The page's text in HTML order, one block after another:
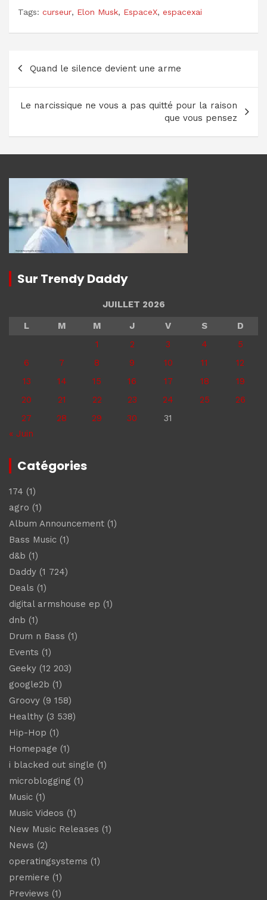
Tags: curseur, Elon Musk, EspaceX, espacexai
de
l’article
Quand le silence devient une arme
Le narcissique ne vous a pas quitté pour la raison
que vous pensez
Sur Trendy Daddy
JUILLET 2026
L
M M J V S
D
1
2 3 4
5
6
7 8 9 10 11
12
13
14 15 16 17 18
19
20
21 22 23 24 25
26
27
28 29 30
31
« Juin
Catégories
174 (1)
agro (1)
Album Announcement (1)
Bass Music (1)
d&b (1)
Daddy (1 724)
Deals (1)
digital armshouse ep (1)
dnb (1)
Drum n Bass (1)
Events (1)
Geeky (12 203)
google2b (1)
Groovy (9 158)
Healthy (3 538)
Hip-Hop (1)
Homepage (1)
i blacked out single (1)
microblogging (1)
Music (1)
Music Videos (1)
New Music Releases (1)
News (2)
operatingsystems (1)
premiere (1)
Previews (1)